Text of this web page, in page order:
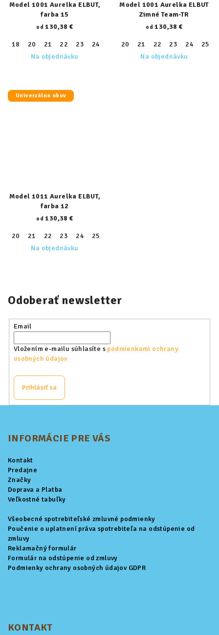
Model 1001 Aurelka ELBUT,
farba 15
od 130,38 €
18 20 21 22 23 24 26 27 28 29 30
31
Na objednávku
Model 1001 Aurelka ELBUT
Zimné Team-TR
od 130,38 €
20 21 22 23 24 25
Na objednávku
Univerzálna obuv
Model 1011 Aurelka ELBUT,
farba 12
od 130,38 €
20 21 22 23 24 25
Na objednávku
Odoberať newsletter
Email
Vložením e-mailu súhlasíte s podmienkami ochrany
osobných údajov
Prihlásiť sa
INFORMÁCIE PRE VÁS
Kontakt
Predajne
Značky
Doprava a Platba
Veľkostné tabuľky
Všeobecné spotrebiteľské zmluvné podmienky
Poučenie o uplatnení práva spotrebiteľa na odstúpenie od
zmluvy
Reklamačný formulár
Formulár na odstúpenie od zmluvy
Podmienky ochrany osobných údajov GDPR
KONTAKT